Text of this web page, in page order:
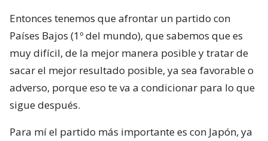
Entonces tenemos que afrontar un partido con
Países Bajos (1º del mundo), que sabemos que es
muy difícil, de la mejor manera posible y tratar de
sacar el mejor resultado posible, ya sea favorable o
adverso, porque eso te va a condicionar para lo que
sigue después.
Para mí el partido más importante es con Japón, ya